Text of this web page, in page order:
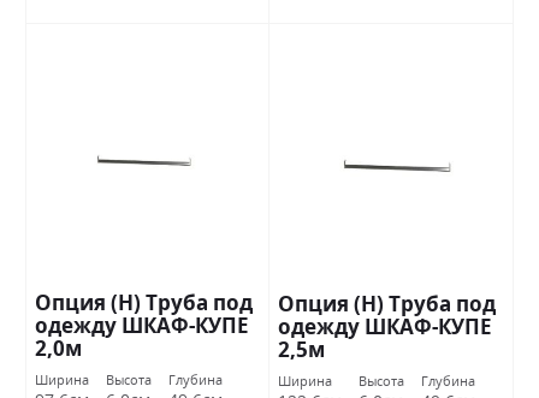
Опция (Н) Труба под
одежду ШКАФ-КУПЕ
2,0м
Ширина Высота Глубина
Опция (Н) Труба под
одежду ШКАФ-КУПЕ
2,5м
Ширина Высота Глубина